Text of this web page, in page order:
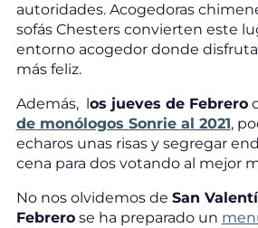
autoridades. Acogedoras
sofás Chesters convierten este
entorno acogedor donde
más feliz.
Además, l os jueves de Febrero
de monólogos Sonrie al 2021,
echaros unas risas y segregar
cena para dos votando al mejor
No nos olvidemos de San
Febrerose ha preparado un